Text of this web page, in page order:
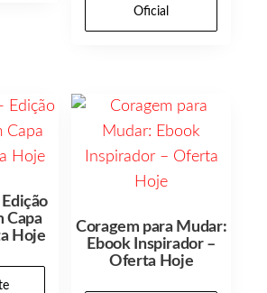
Oficial
Capa
Hoje
Coragem para Mudar:
Ebook Inspirador –
Oferta Hoje